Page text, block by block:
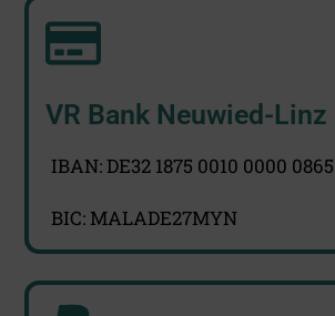
VR Bank Neuwied-Linz
IBAN: DE32 1875 0010 0000
BIC: MALADE27MYN